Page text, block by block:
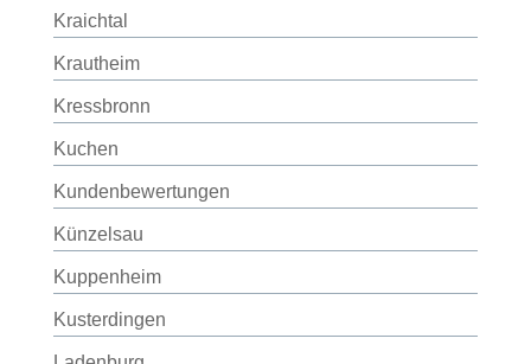
Kraichtal
Krautheim
Kressbronn
Kuchen
Kundenbewertungen
Künzelsau
Kuppenheim
Kusterdingen